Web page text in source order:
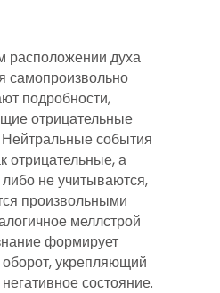
расположении духа
самопроизвольно
подробности,
отрицательные
события
отрицательные, а
не учитываются,
произвольными
меллстрой
формирует
укрепляющий
состояние.